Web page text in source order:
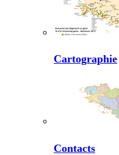
Cartographie
Contacts